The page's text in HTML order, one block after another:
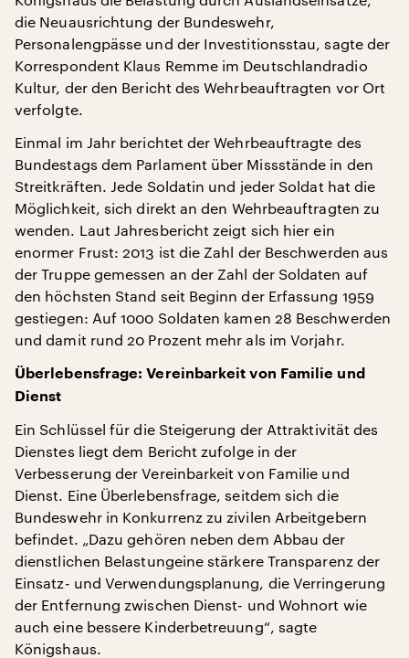
die Neuausrichtung der Bundeswehr,
Personalengpässe und der Investitionsstau, sagte der
Korrespondent Klaus Remme im Deutschlandradio
Kultur, der den Bericht des Wehrbeauftragten vor Ort
verfolgte.
Einmal im Jahr berichtet der Wehrbeauftragte des
Bundestags dem Parlament über Missstände in den
Streitkräften. Jede Soldatin und jeder Soldat hat die
Möglichkeit, sich direkt an den Wehrbeauftragten zu
wenden. Laut Jahresbericht zeigt sich hier ein
enormer Frust: 2013 ist die Zahl der Beschwerden aus
der Truppe gemessen an der Zahl der Soldaten auf
den höchsten Stand seit Beginn der Erfassung 1959
gestiegen: Auf 1000 Soldaten kamen 28 Beschwerden
und damit rund 20 Prozent mehr als im Vorjahr.
Überlebensfrage: Vereinbarkeit von Familie und
Dienst
Ein Schlüssel für die Steigerung der Attraktivität des
Dienstes liegt dem Bericht zufolge in der
Verbesserung der Vereinbarkeit von Familie und
Dienst. Eine Überlebensfrage, seitdem sich die
Bundeswehr in Konkurrenz zu zivilen Arbeitgebern
befindet. „Dazu gehören neben dem Abbau der
dienstlichen Belastungeine stärkere Transparenz der
Einsatz- und Verwendungsplanung, die Verringerung
der Entfernung zwischen Dienst- und Wohnort wie
auch eine bessere Kinderbetreuung“, sagte
Königshaus.